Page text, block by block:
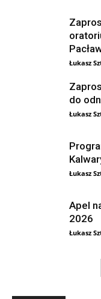
Łukasz
do
Łukasz
Łukasz
Apel
2026
Łukasz